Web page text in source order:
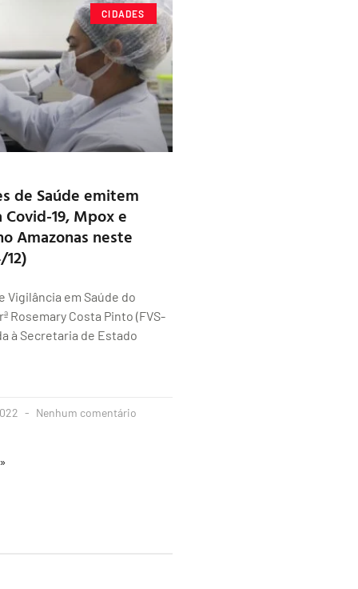
CIDADES
de Saúde emitem
19, Mpox e
Amazonas neste
Vigilância em Saúde do
Rosemary Costa Pinto (FVS-
à Secretaria de Estado
Nenhum comentário